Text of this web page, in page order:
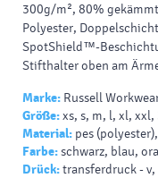
300g/m², 80%
Polyester,
SpotShield™-
Stifthalter oben am
Marke: Russell
Größe:xs, s, m, l, xl,
Material: pes
Farbe:schwarz, blau,
Drück:transferdruck -